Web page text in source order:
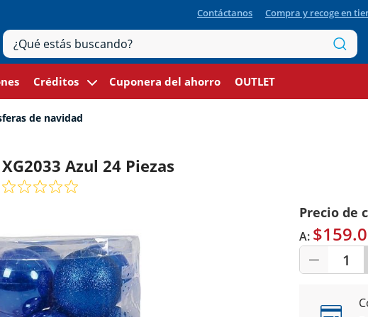
Contáctanos Compra y recoge en
Créditos Cuponera del ahorro OUTLET
de navidad
Azul 24 Piezas
Precio de
A:
1